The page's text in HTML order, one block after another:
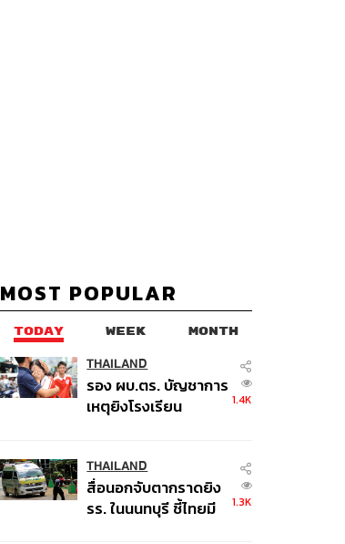
MOST POPULAR
TODAY WEEK MONTH
THAILAND
รอง ผบ.ตร. บัญชาการ
เหตุยิงโรงเรียน
คนติดค้าง พบศพปู่-ย่า
ที่บ้านพักผู้ก่อเหตุ
1.4K
THAILAND
สื่อนอกจับตากราดยิง
รร. ในนนทบุรี ชี้ไทยมี
1.3K